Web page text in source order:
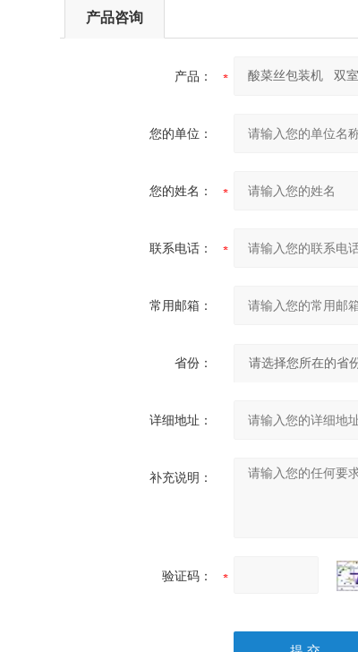
产品咨询
产品：
您的单位：
您的姓名：
联系电话：
常用邮箱：
省份：
详细地址：
补充说明：
验证码：